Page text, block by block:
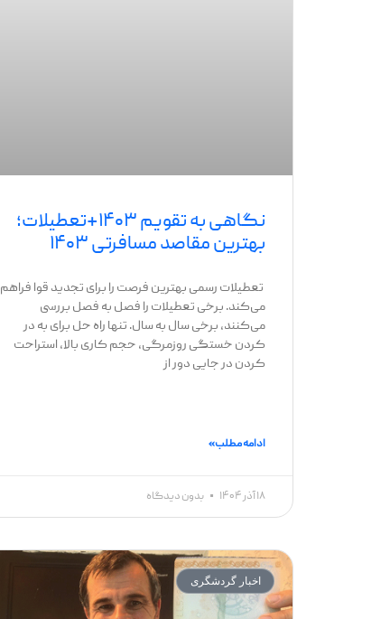
نگاهی به تقویم ۱۴۰۳+تعطیلات؛
بهترین مقاصد مسافرتی ۱۴۰۳
تعطیلات رسمی بهترین فرصت را برای تجدید قوا فراهم
می‌کند. برخی تعطیلات را فصل به فصل بررسی
می‌کنند، برخی سال به سال. تنها راه حل برای به در
کردن خستگی روزمرگی، حجم کاری بالا، استراحت
کردن در جایی دور از
ادامه مطلب »
۱۸ آذر ۱۴۰۴ بدون دیدگاه
اخبار گردشگری